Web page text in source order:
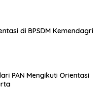
di BPSDM Kemendagri
PAN Mengikuti Orientasi